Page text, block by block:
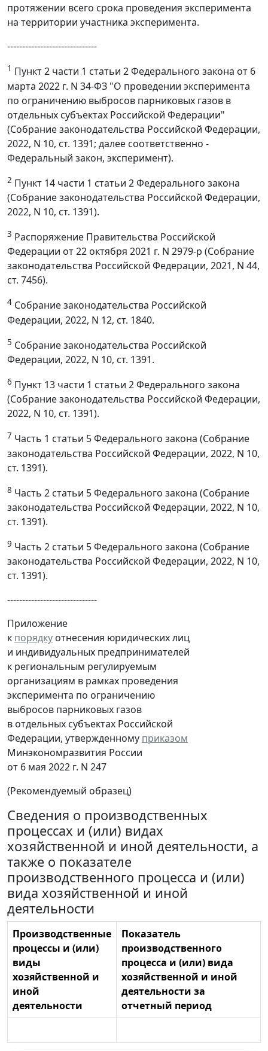
протяжении всего срока проведения эксперимента
на территории участника эксперимента.
------------------------------
1 Пункт 2 части 1 статьи 2 Федерального закона от 6
марта 2022 г. N 34-ФЗ "О проведении эксперимента
по ограничению выбросов парниковых газов в
отдельных субъектах Российской Федерации"
(Собрание законодательства Российской Федерации,
2022, N 10, ст. 1391; далее соответственно -
Федеральный закон, эксперимент).
2 Пункт 14 части 1 статьи 2 Федерального закона
(Собрание законодательства Российской Федерации,
2022, N 10, ст. 1391).
3 Распоряжение Правительства Российской
Федерации от 22 октября 2021 г. N 2979-р (Собрание
законодательства Российской Федерации, 2021, N 44,
ст. 7456).
4 Собрание законодательства Российской
Федерации, 2022, N 12, ст. 1840.
5 Собрание законодательства Российской
Федерации, 2022, N 10, ст. 1391.
6 Пункт 13 части 1 статьи 2 Федерального закона
(Собрание законодательства Российской Федерации,
2022, N 10, ст. 1391).
7 Часть 1 статьи 5 Федерального закона (Собрание
законодательства Российской Федерации, 2022, N 10,
ст. 1391).
8 Часть 2 статьи 5 Федерального закона (Собрание
законодательства Российской Федерации, 2022, N 10,
ст. 1391).
9 Часть 2 статьи 5 Федерального закона (Собрание
законодательства Российской Федерации, 2022, N 10,
ст. 1391).
------------------------------
Приложение
к порядку отнесения юридических лиц
и индивидуальных предпринимателей
к региональным регулируемым
организациям в рамках проведения
эксперимента по ограничению
выбросов парниковых газов
в отдельных субъектах Российской
Федерации, утвержденному приказом
Минэкономразвития России
от 6 мая 2022 г. N 247
(Рекомендуемый образец)
Сведения о производственных
процессах и (или) видах
хозяйственной и иной деятельности, а
также о показателе
производственного процесса и (или)
вида хозяйственной и иной
деятельности
Производственные
процессы и (или)
виды
хозяйственной и
иной
деятельности
Показатель
производственного
процесса и (или) вида
хозяйственной и иной
деятельности за
отчетный период